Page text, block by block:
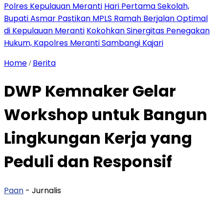
Polres Kepulauan Meranti Hari Pertama Sekolah,
Bupati Asmar Pastikan MPLS Ramah Berjalan Optimal
di Kepulauan Meranti Kokohkan Sinergitas Penegakan
Hukum, Kapolres Meranti Sambangi Kajari
Home / Berita
DWP Kemnaker Gelar
Workshop untuk Bangun
Lingkungan Kerja yang
Peduli dan Responsif
Paan - Jurnalis